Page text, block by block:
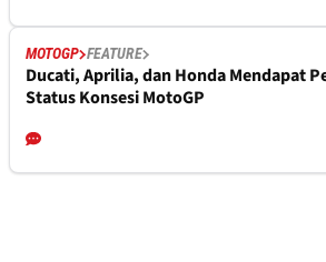
MOTOGP FEATURE
Ducati, Aprilia, dan Honda Mendapat
Status Konsesi MotoGP